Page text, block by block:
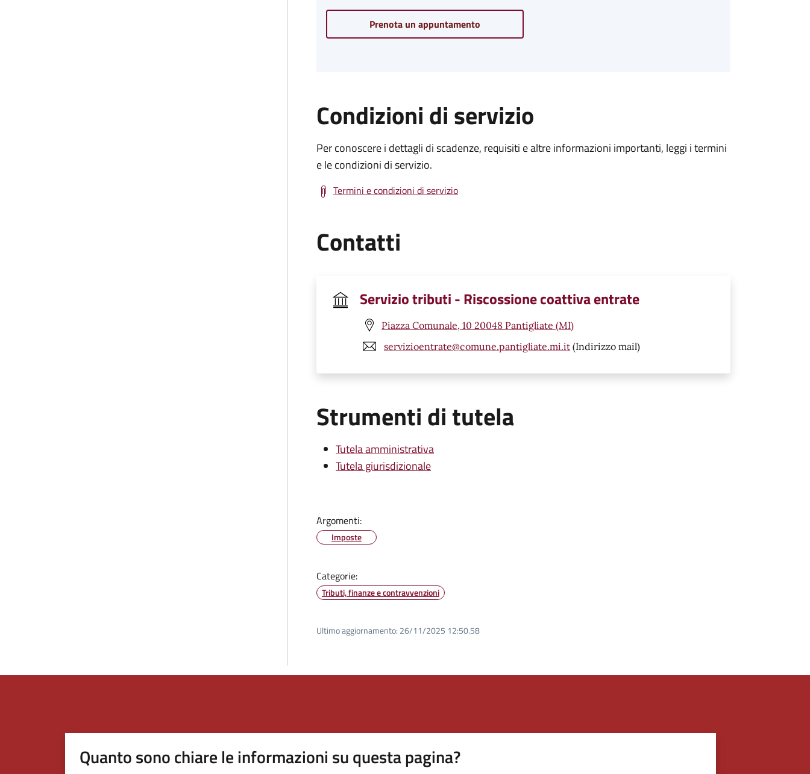
Prenota un appuntamento
Condizioni di servizio
Per conoscere i dettagli di scadenze, requisiti e altre informazioni importanti, leggi i termini
e le condizioni di servizio.
Termini e condizioni di servizio
Contatti
Servizio tributi - Riscossione coattiva entrate
Piazza Comunale, 10 20048 Pantigliate (MI)
servizioentrate@comune.pantigliate.mi.it (Indirizzo mail)
Strumenti di tutela
Tutela amministrativa
Tutela giurisdizionale
Argomenti:
Imposte
Categorie:
Tributi, finanze e contravvenzioni
Ultimo aggiornamento: 26/11/2025 12:50.58
Quanto sono chiare le informazioni su questa pagina?